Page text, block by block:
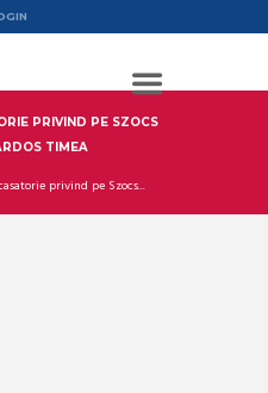
PRIVIND PE SZOCS
TIMEA
privind pe Szocs...